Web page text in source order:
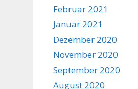
Februar 2021
Januar 2021
Dezember 2020
November 2020
September 2020
August 2020